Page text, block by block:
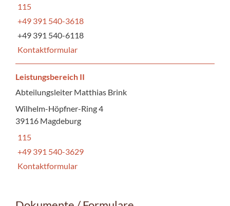
115
+49 391 540-3618
+49 391 540-6118
Kontaktformular
Leistungsbereich II
Abteilungsleiter Matthias Brink
Wilhelm-Höpfner-Ring 4
39116 Magdeburg
115
+49 391 540-3629
Kontaktformular